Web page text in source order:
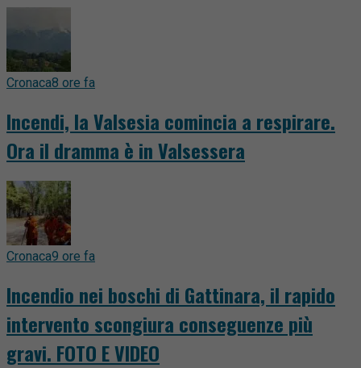
Cronaca8 ore fa
Incendi, la Valsesia comincia a respirare.
Ora il dramma è in Valsessera
Cronaca9 ore fa
Incendio nei boschi di Gattinara, il rapido
intervento scongiura conseguenze più
gravi. FOTO E VIDEO